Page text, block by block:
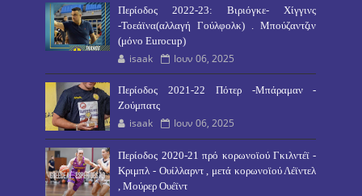
Περίοδος 2022-23: Βιριόγκε- Χίγγινς
-Τοεάϊνα(αλλαγή Γούλφολκ) . Μπούζαντζιν
(μόνο Eurocup)
isaak Ιουν 06, 2025
Περίοδος 2021-22 Πότερ -Μπάραμαν -
Ζούμπατς
isaak Ιουν 06, 2025
Περίοδος 2020-21 πρό κορωνοϊού Γκιλντέϊ -
Κριμπλ - Ουίλλαρντ , μετά κορωνοϊού Λέϊντελ
, Μούρερ Ουέϊντ